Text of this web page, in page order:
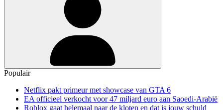
Populair
Netflix pakt primeur met showcase van GTA 6
EA officieel verkocht voor 47 miljard euro aan Saoedi-Arabië
Roblox gaat helemaal naar de kloten en dat is jouw schuld